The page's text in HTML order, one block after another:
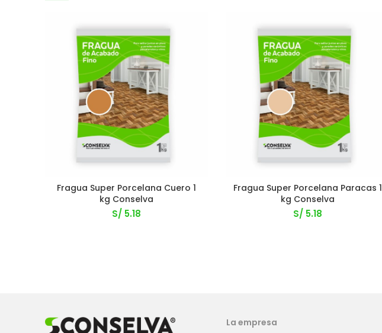
Fragua Super Porcelana Cuero 1
kg Conselva
S/ 5.18
Fragua Super Porcelana Paracas 1
kg Conselva
S/ 5.18
La empresa